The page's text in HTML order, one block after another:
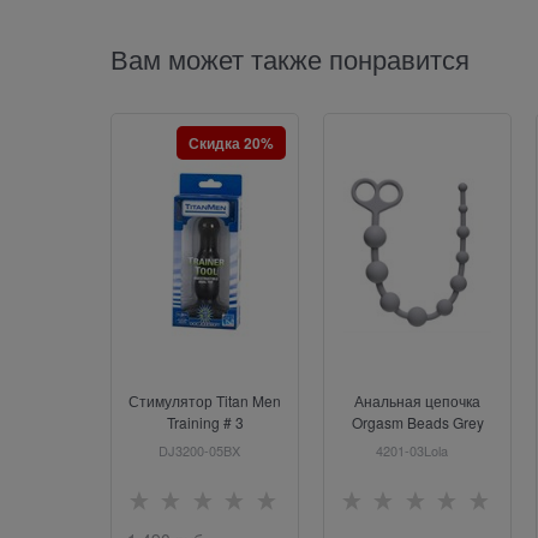
Вам может также понравится
Стимулятор Titan Men
Training # 3
DJ3200-05BX
Скидка 20%
Анальная цепочка
Orgasm Beads Grey
4201-03Lola
4201-03Lola